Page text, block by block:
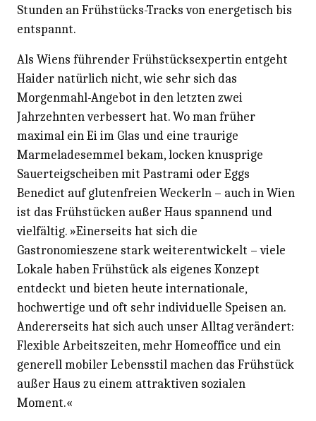
Stunden an Frühstücks-Tracks von energetisch bis
entspannt.
Als Wiens führender Frühstücksexpertin entgeht
Haider natürlich nicht, wie sehr sich das
Morgenmahl-Angebot in den letzten zwei
Jahrzehnten verbessert hat. Wo man früher
maximal ein Ei im Glas und eine traurige
Marmeladesemmel bekam, locken knusprige
Sauerteigscheiben mit Pastrami oder Eggs
Benedict auf glutenfreien Weckerln – auch in Wien
ist das Frühstücken außer Haus spannend und
vielfältig. »Einerseits hat sich die
Gastronomieszene stark weiterentwickelt – viele
Lokale haben Frühstück als eigenes Konzept
entdeckt und bieten heute internationale,
hochwertige und oft sehr individuelle Speisen an.
Andererseits hat sich auch unser Alltag verändert:
Flexible Arbeitszeiten, mehr Homeoffice und ein
generell mobiler Lebensstil machen das Frühstück
außer Haus zu einem attraktiven sozialen
Moment.«